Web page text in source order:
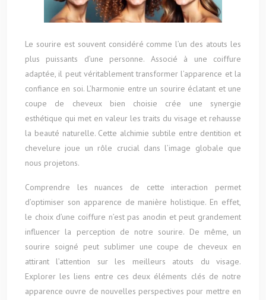
Le sourire est souvent considéré comme l’un des atouts les
plus puissants d’une personne. Associé à une coiffure
adaptée, il peut véritablement transformer l’apparence et la
confiance en soi. L’harmonie entre un sourire éclatant et une
coupe de cheveux bien choisie crée une synergie
esthétique qui met en valeur les traits du visage et rehausse
la beauté naturelle. Cette alchimie subtile entre dentition et
chevelure joue un rôle crucial dans l’image globale que
nous projetons.
Comprendre les nuances de cette interaction permet
d’optimiser son apparence de manière holistique. En effet,
le choix d’une coiffure n’est pas anodin et peut grandement
influencer la perception de notre sourire. De même, un
sourire soigné peut sublimer une coupe de cheveux en
attirant l’attention sur les meilleurs atouts du visage.
Explorer les liens entre ces deux éléments clés de notre
apparence ouvre de nouvelles perspectives pour mettre en